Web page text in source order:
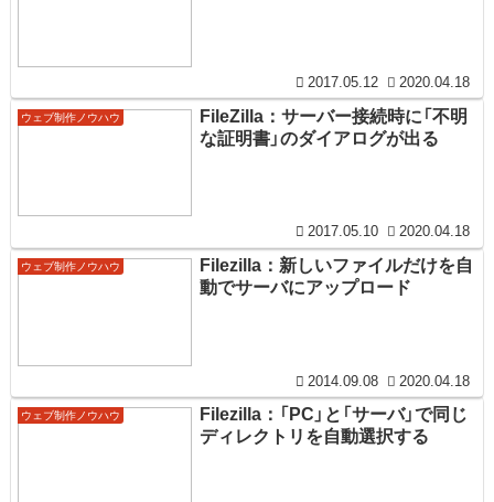
2017.05.12 2020.04.18
ウェブ制作ノウハウ
FileZilla：サーバー接続時に「不明
な証明書」のダイアログが出る
2017.05.10 2020.04.18
ウェブ制作ノウハウ
Filezilla：新しいファイルだけを自
動でサーバにアップロード
2014.09.08 2020.04.18
ウェブ制作ノウハウ
Filezilla：「PC」と「サーバ」で同じ
ディレクトリを自動選択する